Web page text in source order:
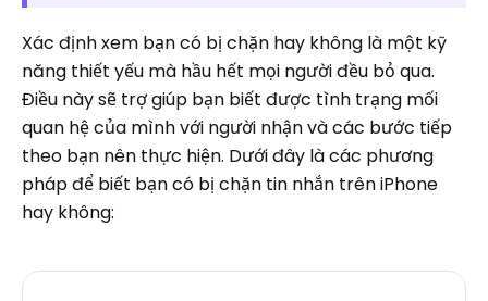
Xác định xem bạn có bị chặn hay không là một kỹ
năng thiết yếu mà hầu hết mọi người đều bỏ qua.
Điều này sẽ trợ giúp bạn biết được tình trạng mối
quan hệ của mình với người nhận và các bước tiếp
theo bạn nên thực hiện. Dưới đây là các phương
pháp để biết bạn có bị chặn tin nhắn trên iPhone
hay không: